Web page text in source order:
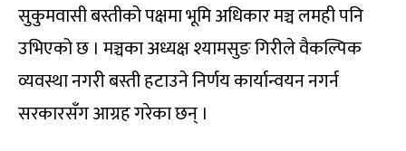
सुकुमवासी बस्तीको पक्षमा भूमि अधिकार मञ्च लमही पनि
उभिएको छ । मञ्चका अध्यक्ष श्यामसुङ गिरीले वैकल्पिक
व्यवस्था नगरी बस्ती हटाउने निर्णय कार्यान्वयन नगर्न
सरकारसँग आग्रह गरेका छन् ।